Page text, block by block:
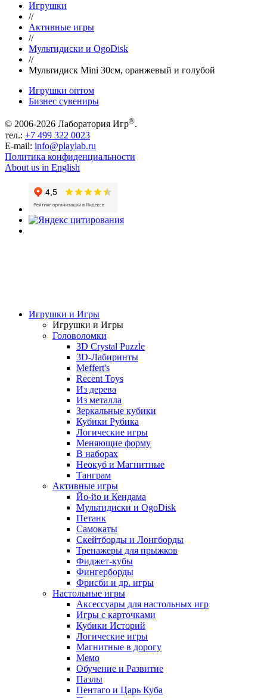
Игрушки
//
Активные игры
//
Мультидиски и OgoDisk
//
Мультидиск Mini 30см, оранжевый и голубой
Игрушки оптом
Бизнес сувениры
© 2006-2026 Лаборатория Игр®.
тел.: +7 499 322 0023
E-mail: info@playlab.ru
Политика конфиденциальности
About us in English
Игрушки и Игры
Игрушки и Игры
Головоломки
3D Crystal Puzzle
3D-Лабиринты
Meffert's
Recent Toys
Из дерева
Из металла
Зеркальные кубики
Кубики Рубика
Логические игры
Меняющие форму
В наборах
Неокуб и Магнитные
Танграм
Активные игры
Йо-йо и Кендама
Мультидиски и OgoDisk
Петанк
Самокаты
Скейтборды и Лонгборды
Тренажеры для прыжков
Фиджет-кубы
Фингерборды
Фрисби и др. игры
Настольные игры
Аксессуары для настольных игр
Игры с карточками
Кубики Историй
Логические игры
Магнитные в дорогу
Мемо
Обучение и Развитие
Пазлы
Пентаго и Царь Куба